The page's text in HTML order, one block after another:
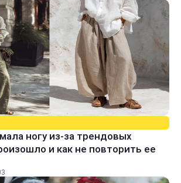
ногу из-за трендовых
и как не повторить ее